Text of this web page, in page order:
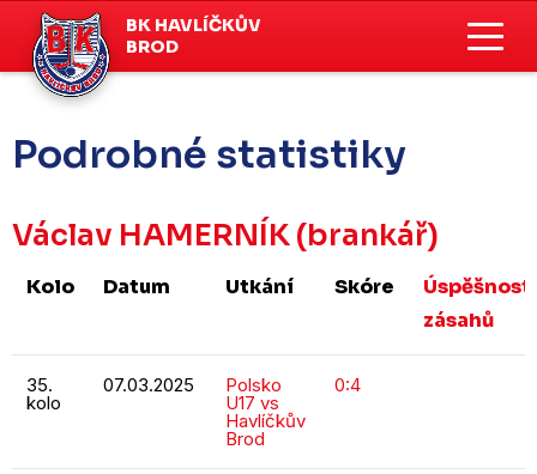
BK HAVLÍČKŮV
BROD
Podrobné statistiky
Václav HAMERNÍK(brankář)
Kolo Datum Utkání Skóre
Úspěšnost
zásahů
35.
kolo
07.03.2025 Polsko
U17 vs
Havlíčkův
Brod
0:4